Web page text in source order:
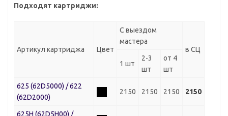
Подходят картриджи:
Артикул картриджа Цвет
С выездом
мастера
в СЦ
1 шт
2-3
шт
от 4
шт
625 (62D5000) / 622
(62D2000)
2150 2150 2150 2150
625H (62D5H00) /